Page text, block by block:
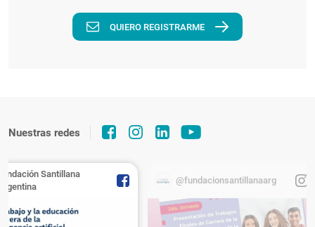
QUIERO REGISTRARME
Nuestras redes
Santillana
@fundacionsantillanaarg